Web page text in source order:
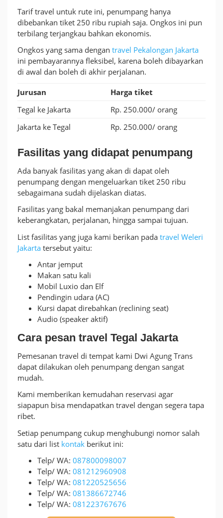
Tarif travel untuk rute ini, penumpang hanya
dibebankan tiket 250 ribu rupiah saja. Ongkos ini pun
terbilang terjangkau bahkan ekonomis.
Ongkos yang sama dengan travel Pekalongan Jakarta
ini pembayarannya fleksibel, karena boleh dibayarkan
di awal dan boleh di akhir perjalanan.
Jurusan
Harga tiket
Tegal ke Jakarta
Rp. 250.000/ orang
Jakarta ke Tegal
Rp. 250.000/ orang
Fasilitas yang didapat penumpang
Ada banyak fasilitas yang akan di dapat oleh
penumpang dengan mengeluarkan tiket 250 ribu
sebagaimana sudah dijelaskan diatas.
Fasilitas yang bakal memanjakan penumpang dari
keberangkatan, perjalanan, hingga sampai tujuan.
List fasilitas yang juga kami berikan pada travel Weleri
Jakarta tersebut yaitu:
Antar jemput
Makan satu kali
Mobil Luxio dan Elf
Pendingin udara (AC)
Kursi dapat direbahkan (reclining seat)
Audio (speaker aktif)
Cara pesan travel Tegal Jakarta
Pemesanan travel di tempat kami Dwi Agung Trans
dapat dilakukan oleh penumpang dengan sangat
mudah.
Kami memberikan kemudahan reservasi agar
siapapun bisa mendapatkan travel dengan segera tapa
ribet.
Setiap penumpang cukup menghubungi nomor salah
satu dari list kontak berikut ini:
Telp/ WA: 087800098007
Telp/ WA: 081212960908
Telp/ WA: 081220525656
Telp/ WA: 081386672746
Telp/ WA: 081223767676